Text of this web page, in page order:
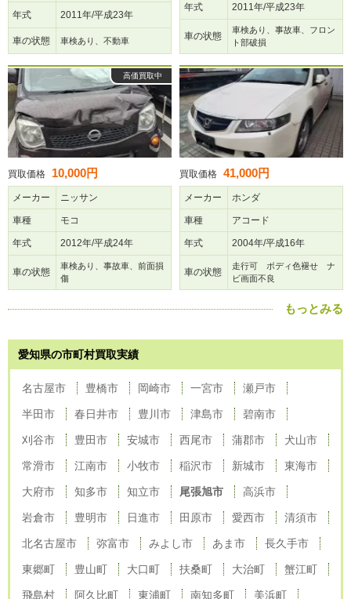
年式 2011年/平成23年
車の状態 車検あり、不動車
年式 2011年/平成23年
車の状態
車検あり、事故車、フロン
ト部破損
高価買取中
買取価格 10,000円
メーカー ニッサン
車種 モコ
年式 2012年/平成24年
車の状態
車検あり、事故車、前面損
傷
買取価格 41,000円
メーカー ホンダ
車種 アコード
年式 2004年/平成16年
車の状態
走行可 ボディ色褪せ ナ
ビ画面不良
もっとみる
愛知県の市町村買取実績
名古屋市 豊橋市 岡崎市 一宮市 瀬戸市
半田市 春日井市 豊川市 津島市 碧南市
刈谷市 豊田市 安城市 西尾市 蒲郡市 犬山市
常滑市 江南市 小牧市 稲沢市 新城市 東海市
大府市 知多市 知立市 尾張旭市 高浜市
岩倉市 豊明市 日進市 田原市 愛西市 清須市
北名古屋市 弥富市 みよし市 あま市 長久手市
東郷町 豊山町 大口町 扶桑町 大治町 蟹江町
飛島村 阿久比町 東浦町 南知多町 美浜町